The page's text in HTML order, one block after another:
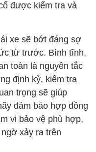
được kiểm tra và
xe sẽ bớt đáng sợ
từ trước. Bình tĩnh,
toàn là nguyên tắc
định kỳ, kiểm tra
trọng sẽ giúp
đảm bảo hợp đồng
vi bảo vệ phù hợp,
xảy ra trên